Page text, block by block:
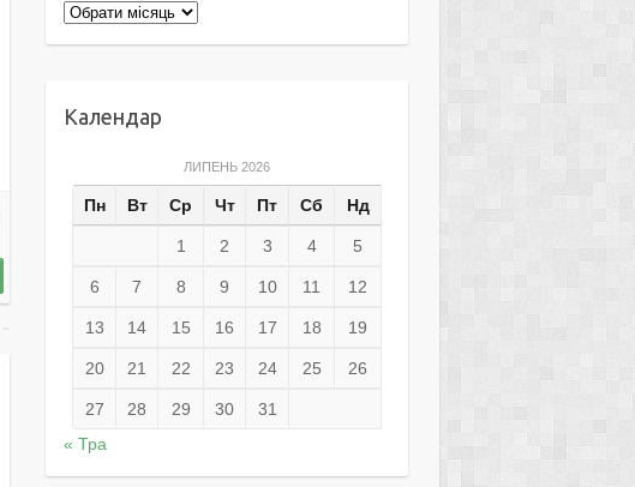
Архіви
Календар
ЛИПЕНЬ 2026
Пн Вт Ср Чт Пт Сб Нд
1 2 3 4 5
6 7 8 9 10 11 12
13 14 15 16 17 18 19
20 21 22 23 24 25 26
27 28 29 30
31
« Тра